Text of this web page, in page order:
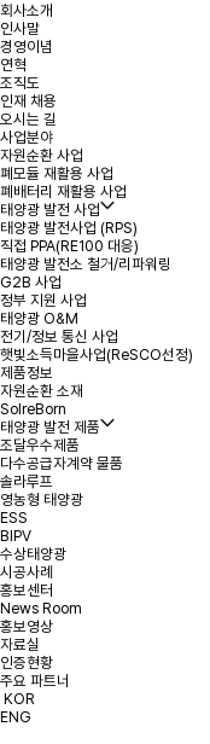
회사소개
인사말
경영이념
연혁
조직도
인재 채용
오시는 길
사업분야
자원순환 사업
폐모듈 재활용 사업
폐배터리 재활용 사업
태양광 발전 사업
태양광 발전사업 (RPS)
직접 PPA(RE100 대응)
태양광 발전소 철거/리파워링
G2B 사업
정부 지원 사업
태양광 O&M
전기/정보 통신 사업
햇빛소득마을사업(ReSCO선정)
제품정보
자원순환 소재
SolreBorn
태양광 발전 제품
조달우수제품
다수공급자계약 물품
솔라루프
영농형 태양광
ESS
BIPV
수상태양광
시공사례
홍보센터
News Room
홍보영상
자료실
인증현황
주요 파트너
KOR
ENG
*
*
*용량
*연락처
*지역 또는 주소
문의내용
첨부파일